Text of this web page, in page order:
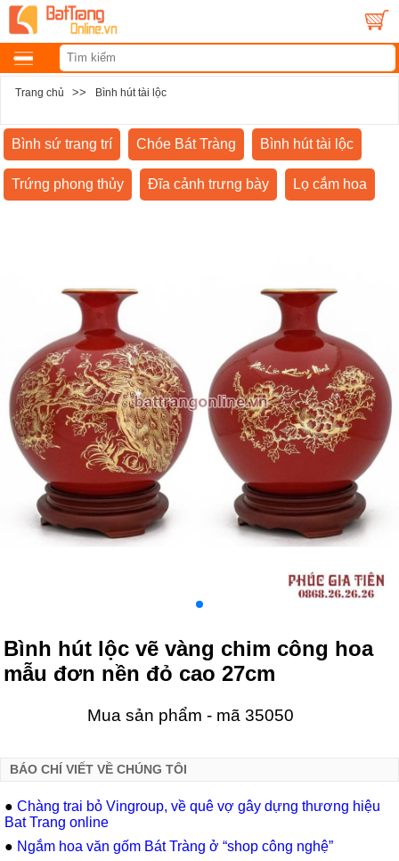
Trang chủ >> Bình hút tài lộc
Bình sứ trang trí Chóe Bát Tràng Bình hút tài lộc
Trứng phong thủy Đĩa cảnh trưng bày Lọ cắm hoa
Bình hút lộc vẽ vàng chim công hoa
mẫu đơn nền đỏ cao 27cm
Mua sản phẩm - mã 35050
BÁO CHÍ VIẾT VỀ CHÚNG TÔI
● Chàng trai bỏ Vingroup, về quê vợ gây dựng thương hiệu
Bat Trang online
● Ngắm hoa văn gốm Bát Tràng ở “shop công nghệ”